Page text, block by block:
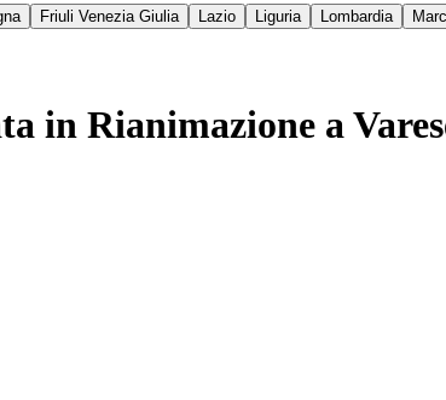
Friuli Venezia Giulia Lazio Liguria Lombardia
in Rianimazione a